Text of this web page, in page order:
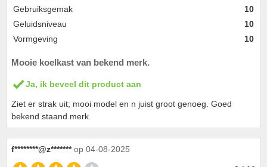
Gebruiksgemak
10
Geluidsniveau
10
Vormgeving
10
Mooie koelkast van bekend merk.
Ja, ik beveel dit product aan
Ziet er strak uit; mooi model en n juist groot genoeg. Goed
bekend staand merk.
f********@z******* op 04-08-2025